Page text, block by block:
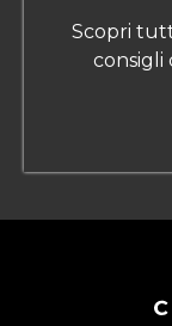
Scopri
consigli